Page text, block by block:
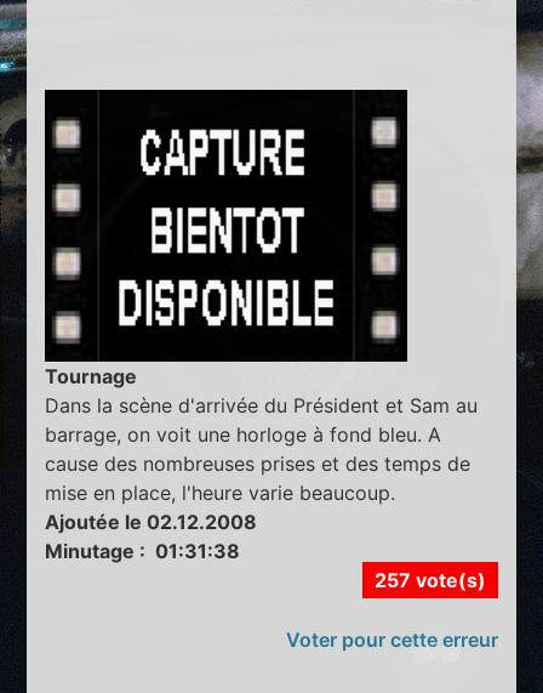
Tournage
Dans la scène d'arrivée du Président et Sam au
barrage, on voit une horloge à fond bleu. A
cause des nombreuses prises et des temps de
mise en place, l'heure varie beaucoup.
Ajoutée le 02.12.2008
Minutage : 01:31:38
257 vote(s)
Voter pour cette erreur